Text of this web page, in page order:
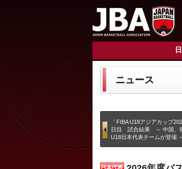
ニュース
「FIBA U18アジアカップ
日目 試合結果 ～ 中国、
U18日本代表チームが登場